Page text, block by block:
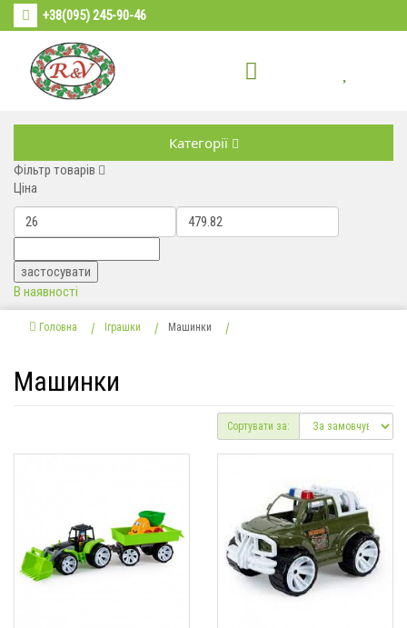
+38(095) 245-90-46
Категорії
Фільтр товарів
Ціна
В наявності
Головна Іграшки Машинки
Машинки
Сортувати за: